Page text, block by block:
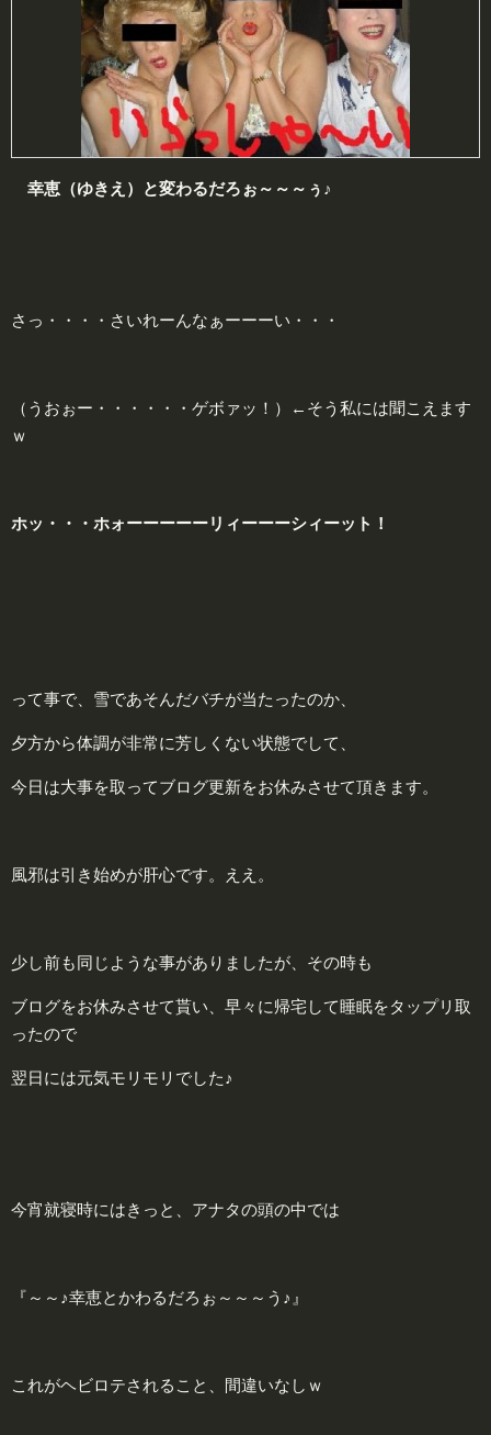
幸恵（ゆきえ） と変わるだろぉ～～～ぅ♪
さっ・・・・さいれーんなぁーーーい・・・
（うおぉー・・・・・・ ゲボァッ！ ）←そう私には聞こえます
ｗ
ホッ・・・ホォーーーーーリィーーーシィーット！
って事で、雪であそんだバチが当たったのか、
夕方から体調が非常に芳しくない状態でして、
今日は大事を取ってブログ更新をお休みさせて頂きます。
風邪は引き始めが肝心です。ええ。
少し前も同じような事がありましたが、その時も
ブログをお休みさせて貰い、早々に帰宅して睡眠をタップリ取
ったので
翌日には元気モリモリでした♪
今宵就寝時にはきっと、アナタの頭の中では
『～～♪幸恵とかわるだろぉ～～～う♪』
これがヘビロテされること、間違いなしｗ